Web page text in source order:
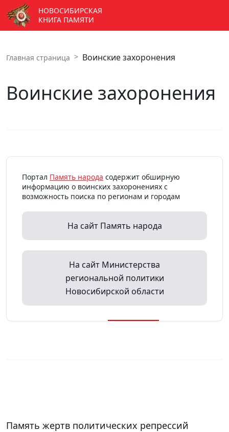
НОВОСИБИРСКАЯ
КНИГА ПАМЯТИ
Главная страница Воинские захоронения
Воинские захоронения
Портал Память народа содержит обширную
информацию о воинских захоронениях с
возможность поиска по регионам и городам
На сайт Память народа
На сайт Министерства
региональной политики
Новосибирской области
Память жертв политических репрессий